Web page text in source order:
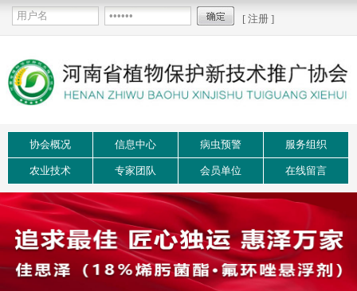
[ 注册 ]
协会概况 信息中心 病虫预警 服务组织
农业技术 专家团队 会员单位 在线留言